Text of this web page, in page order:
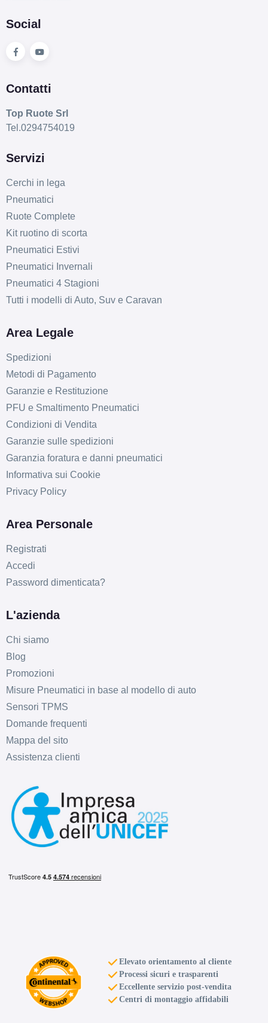
Social
Contatti
Top Ruote Srl
Tel.0294754019
Servizi
Cerchi in lega
Pneumatici
Ruote Complete
Kit ruotino di scorta
Pneumatici Estivi
Pneumatici Invernali
Pneumatici 4 Stagioni
Tutti i modelli di Auto, Suv e Caravan
Area Legale
Spedizioni
Metodi di Pagamento
Garanzie e Restituzione
PFU e Smaltimento Pneumatici
Condizioni di Vendita
Garanzie sulle spedizioni
Garanzia foratura e danni pneumatici
Informativa sui Cookie
Privacy Policy
Area Personale
Registrati
Accedi
Password dimenticata?
L'azienda
Chi siamo
Blog
Promozioni
Misure Pneumatici in base al modello di auto
Sensori TPMS
Domande frequenti
Mappa del sito
Assistenza clienti
Elevato orientamento al cliente
Processi sicuri e trasparenti
Eccellente servizio post-vendita
Centri di montaggio affidabili